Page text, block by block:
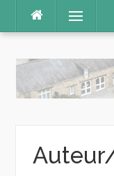
contenu
Menu